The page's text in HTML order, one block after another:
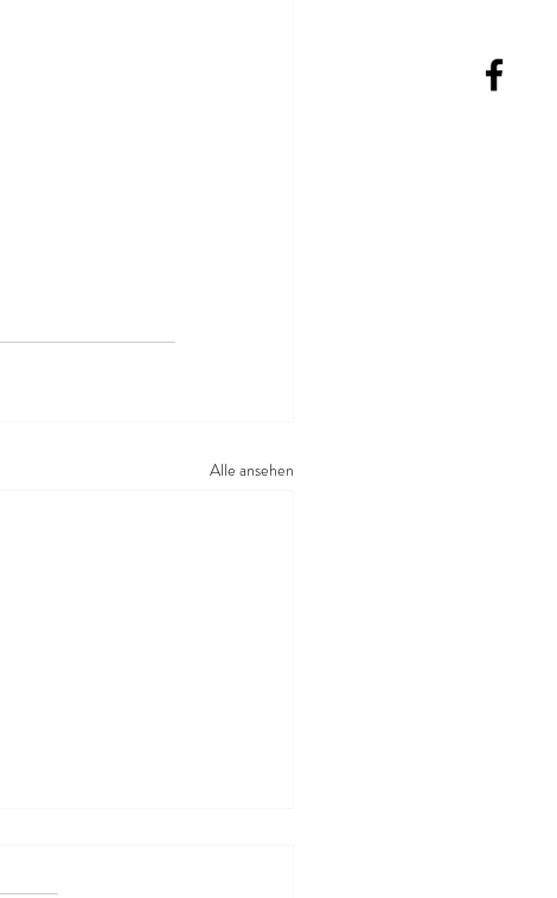
Alle ansehen